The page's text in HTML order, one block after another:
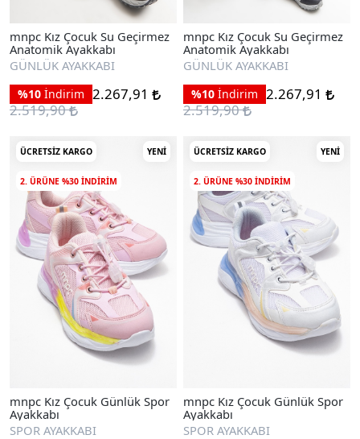
mnpc Kız Çocuk Su Geçirmez
Anatomik Ayakkabı
GÜNLÜK AYAKKABI
%10 İndirim 2.267,91
2.519,90
mnpc Kız Çocuk Su Geçirmez
Anatomik Ayakkabı
GÜNLÜK AYAKKABI
%10 İndirim 2.267,91
2.519,90
ÜCRETSIZ KARGO YENI
2. ÜRÜNE %30 INDIRIM
mnpc Kız Çocuk Günlük Spor
Ayakkabı
SPOR AYAKKABI
ÜCRETSIZ KARGO YENI
2. ÜRÜNE %30 INDIRIM
mnpc Kız Çocuk Günlük Spor
Ayakkabı
SPOR AYAKKABI